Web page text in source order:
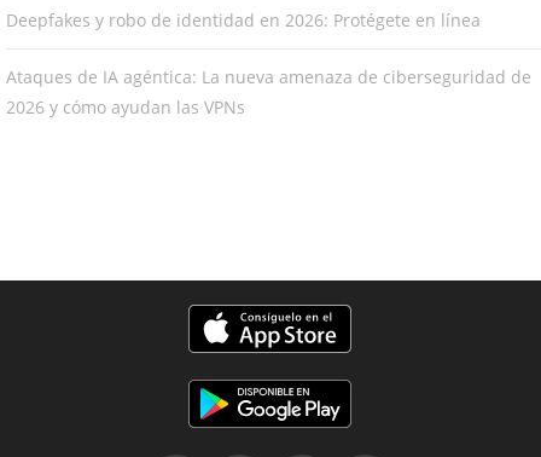
Deepfakes y robo de identidad en 2026: Protégete en línea
Ataques de IA agéntica: La nueva amenaza de ciberseguridad de
2026 y cómo ayudan las VPNs